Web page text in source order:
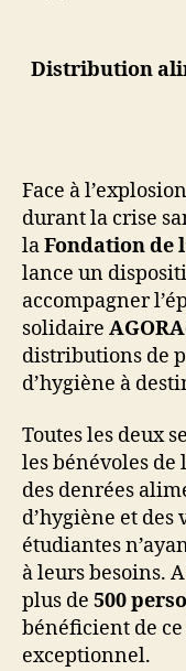
Distribution
Face à
durant la crise
laFondation de
lance un
accompagner
solidaire
distributions de
d’hygiène à
Toutes les deux
les bénévoles de
des denrées
d’hygiène et
étudiantes
à leurs besoins.
plus de 500
bénéficient de
exceptionnel.